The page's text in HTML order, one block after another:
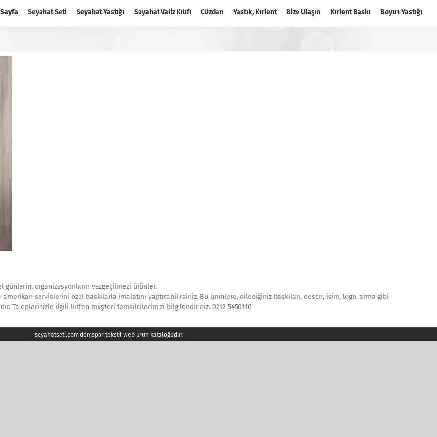
Seyahat Seti Seyahat Yastığı Seyahat Valiz Kılıfı Cüzdan Yastık, Kırlent Bize Ulaşın Kırlent Baskı Boyun Yastığı
organizasyonların vazgeçilmezi ürünler.
servislerini özel baskılarla imalatını yaptırabilirsiniz. Bu ürünlere, dilediğiniz baskıları, desen, isim, logo, arma gibi
Taleplerinizle ilgili lütfen müşteri temsilcilerimizi bilgilendiriniz. 0212 5450110
seyahatseti.com demspor tekstil web ürün kataloğudur.